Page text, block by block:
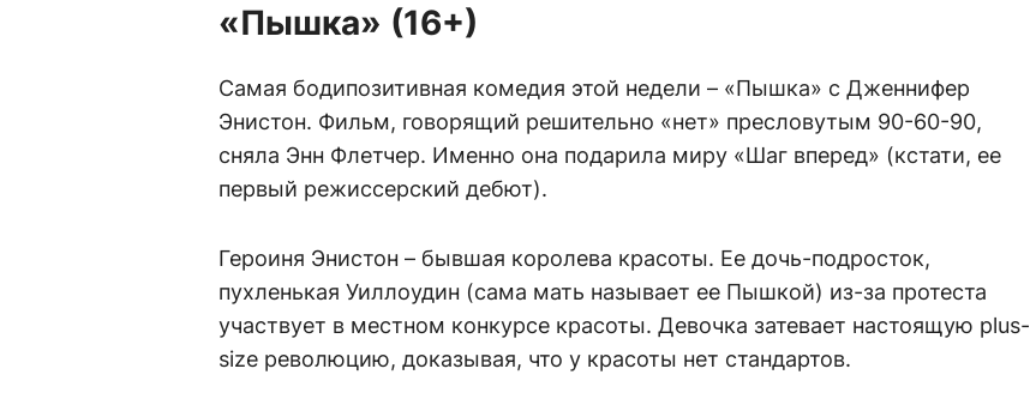
«Пышка» (16+)
Самая бодипозитивная комедия этой недели – «Пышка» с Дженнифер
Энистон. Фильм, говорящий решительно «нет» пресловутым 90-60-90,
сняла Энн Флетчер. Именно она подарила миру «Шаг вперед» (кстати, ее
первый режиссерский дебют).
Героиня Энистон – бывшая королева красоты. Ее дочь-подросток,
пухленькая Уиллоудин (сама мать называет ее Пышкой) из-за протеста
участвует в местном конкурсе красоты. Девочка затевает настоящую plus-
size революцию, доказывая, что у красоты нет стандартов.